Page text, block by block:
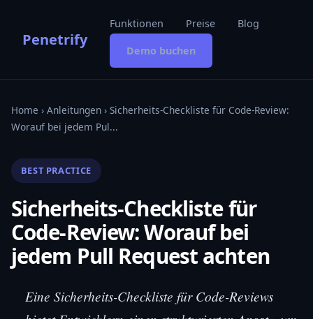
Penetrify
Funktionen Preise Blog
Demo buchen
Home › Anleitungen › Sicherheits-Checkliste für Code-Review:
Worauf bei jedem Pul...
BEST PRACTICE
Sicherheits-Checkliste für
Code-Review: Worauf bei
jedem Pull Request achten
Eine Sicherheits-Checkliste für Code-Reviews